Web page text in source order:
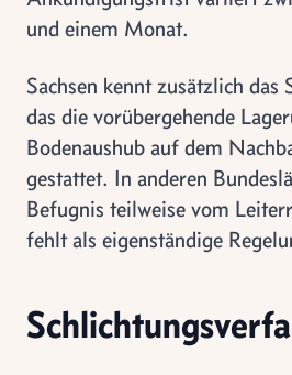
und einem Monat.
Sachsen kennt zusätzlich das
das die vorübergehende
Bodenaushub auf dem
gestattet. In anderen
Befugnis teilweise vom
fehlt als eigenständige